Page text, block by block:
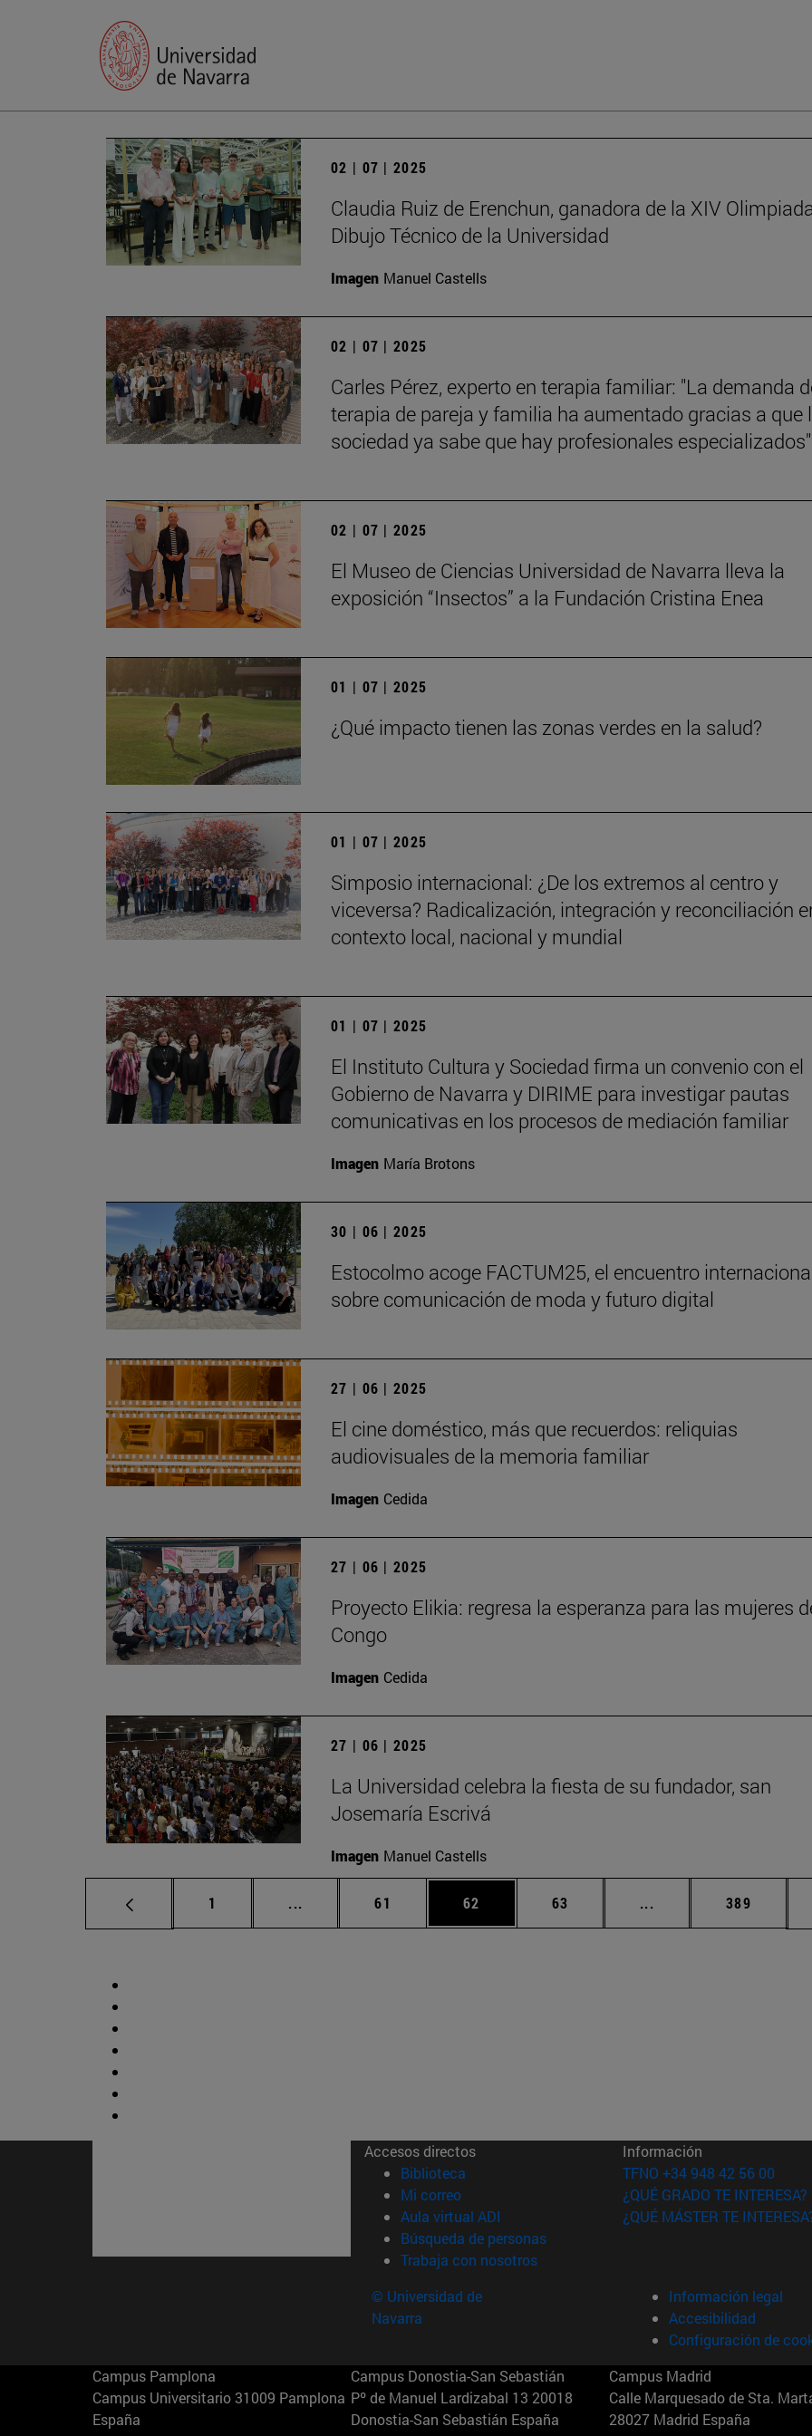
02 | 07 | 2025
Claudia Ruiz de Erenchun, ganadora de la XIV
Dibujo Técnico de la Universidad
Imagen Manuel Castells
02 | 07 | 2025
Carles Pérez, experto en terapia familiar: "La demanda
terapia de pareja y familia ha aumentado gracias a que
sociedad ya sabe que hay profesionales especializados"
02 | 07 | 2025
El Museo de Ciencias Universidad de Navarra lleva la
exposición “Insectos” a la Fundación Cristina Enea
01 | 07 | 2025
¿Qué impacto tienen las zonas verdes en la salud?
01 | 07 | 2025
Simposio internacional: ¿De los extremos al centro y
viceversa? Radicalización, integración y reconciliación
contexto local, nacional y mundial
01 | 07 | 2025
El Instituto Cultura y Sociedad firma un convenio con el
Gobierno de Navarra y DIRIME para investigar pautas
comunicativas en los procesos de mediación familiar
Imagen María Brotons
30 | 06 | 2025
Estocolmo acoge FACTUM25, el encuentro
sobre comunicación de moda y futuro digital
27 | 06 | 2025
El cine doméstico, más que recuerdos: reliquias
audiovisuales de la memoria familiar
Imagen Cedida
27 | 06 | 2025
Proyecto Elikia: regresa la esperanza para las mujeres
Congo
Imagen Cedida
27 | 06 | 2025
La Universidad celebra la fiesta de su fundador, san
Josemaría Escrivá
Imagen Manuel Castells
Página
1 ... Páginas intermedias Use TAB para desplazarse.
Página
61 Página
62 Página
63 ... Páginas intermedias
Página
389
Accesos directos
Biblioteca (abre en nueva ventana)
Mi correo(abre en nueva ventana)
Aula virtual ADI (abre en nueva ventana)
Búsqueda de personas(abre en nueva ventana)
Trabaja con nosotros(abre en nueva ventana)
Información
TFNO +34 948 42 56 00
¿QUÉ GRADO TE INTERESA?
¿QUÉ MÁSTER TE
© Universidad de
Navarra
Información legal
Accesibilidad
Configuración de
Campus Pamplona
Campus Universitario 31009 Pamplona
España
Campus Donostia-San Sebastián
Pº de Manuel Lardizabal 13 20018
Donostia-San Sebastián España
Campus Madrid
Calle Marquesado de Sta.
28027 Madrid España